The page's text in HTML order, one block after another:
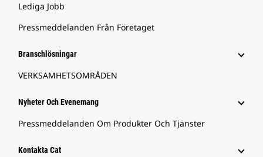
Lediga Jobb
Pressmeddelanden Från Företaget
Branschlösningar
VERKSAMHETSOMRÅDEN
Nyheter Och Evenemang
Pressmeddelanden Om Produkter Och Tjänster
Kontakta Cat